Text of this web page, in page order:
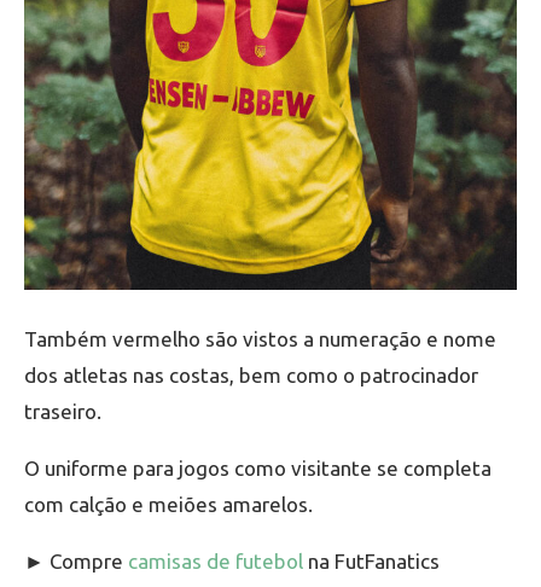
Também vermelho são vistos a numeração e nome
dos atletas nas costas, bem como o patrocinador
traseiro.
O uniforme para jogos como visitante se completa
com calção e meiões amarelos.
► Compre camisas de futebol na FutFanatics